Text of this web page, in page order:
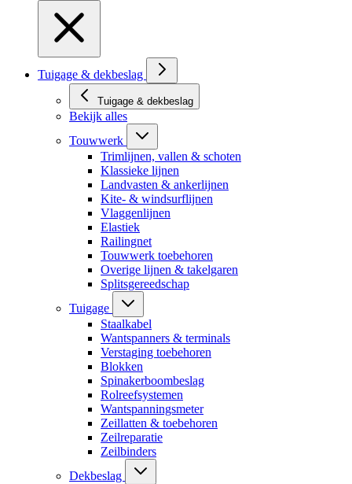
Tuigage & dekbeslag
Tuigage & dekbeslag
Bekijk alles
Touwwerk
Trimlijnen, vallen & schoten
Klassieke lijnen
Landvasten & ankerlijnen
Kite- & windsurflijnen
Vlaggenlijnen
Elastiek
Railingnet
Touwwerk toebehoren
Overige lijnen & takelgaren
Splitsgereedschap
Tuigage
Staalkabel
Wantspanners & terminals
Verstaging toebehoren
Blokken
Spinakerboombeslag
Rolreefsystemen
Wantspanningsmeter
Zeillatten & toebehoren
Zeilreparatie
Zeilbinders
Dekbeslag